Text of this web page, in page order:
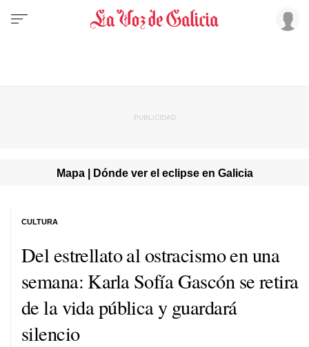
Mapa | Dónde ver el eclipse en Galicia
Del estrellato al ostracismo en una
semana: Karla Sofía Gascón se retira
de la vida pública y guardará
silencio
CULTURA